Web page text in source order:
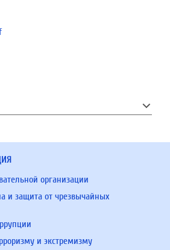
организации
и защита от чрезвычайных
и экстремизму